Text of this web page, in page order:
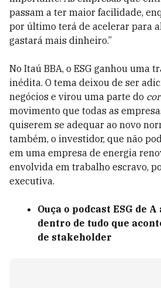
passam a ter maior facilidade,
por último terá de acelerar para
gastará mais dinheiro.”
No Itaú BBA, o ESG ganhou uma
inédita. O tema deixou de ser
negócios e virou uma parte do
movimento que todas as
quiserem se adequar ao novo
também, o investidor, que não
em uma empresa de energia
envolvida em trabalho escravo,
executiva.
Ouça o podcast ESG de
dentro de tudo que
de stakeholder